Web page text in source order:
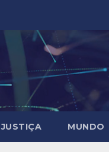
JUSTIÇA MUNDO